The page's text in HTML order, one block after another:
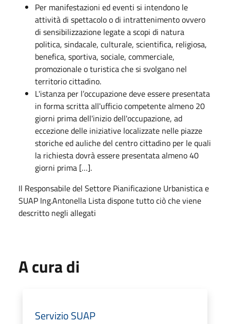
Per manifestazioni ed eventi si intendono le
attività di spettacolo o di intrattenimento ovvero
di sensibilizzazione legate a scopi di natura
politica, sindacale, culturale, scientifica, religiosa,
benefica, sportiva, sociale, commerciale,
promozionale o turistica che si svolgano nel
territorio cittadino.
L'istanza per l’occupazione deve essere presentata
in forma scritta all'ufficio competente almeno 20
giorni prima dell'inizio dell'occupazione, ad
eccezione delle iniziative localizzate nelle piazze
storiche ed auliche del centro cittadino per le quali
la richiesta dovrà essere presentata almeno 40
giorni prima […].
Il Responsabile del Settore Pianificazione Urbanistica e
SUAP Ing.Antonella Lista dispone tutto ciò che viene
descritto negli allegati
A cura di
Servizio SUAP